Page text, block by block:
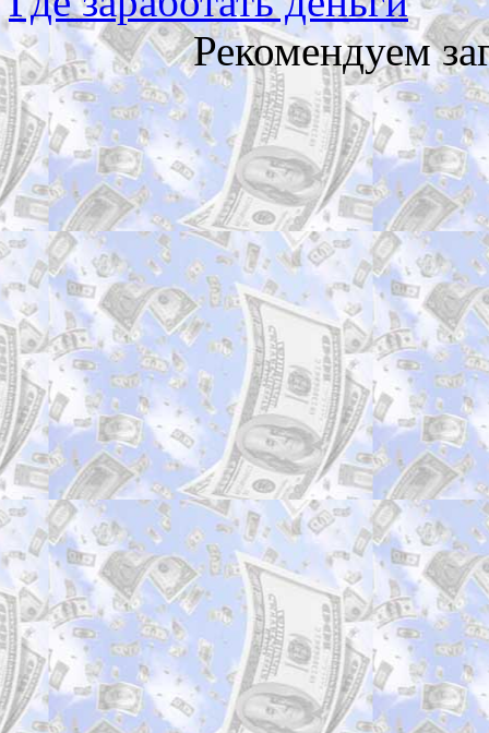
Рекомендуем